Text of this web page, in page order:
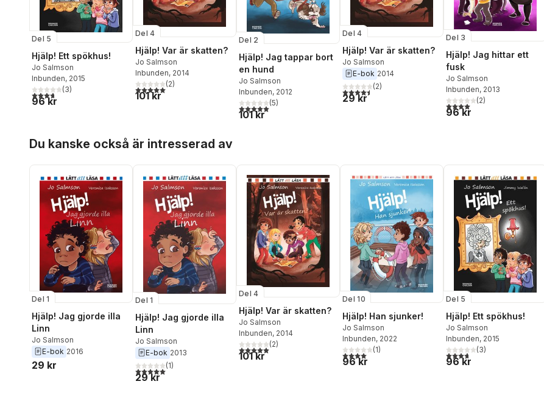
Del 5
Hjälp! Ett spökhus!
Jo Salmson
Inbunden, 2015
3,7utav 5 stjärnor. Totalt antal röster:
(3)
96 kr
Del 4
Hjälp! Var är skatten?
Jo Salmson
Inbunden, 2014
5,0utav 5 stjärnor. Totalt antal röster:
(2)
101 kr
Del 2
Hjälp! Jag tappar bort
en hund
Jo Salmson
Inbunden, 2012
5,0utav 5 stjärnor. Totalt antal röster:
(5)
101 kr
Del 4
Hjälp! Var är skatten?
Jo Salmson
E-bok 2014
4,5utav 5 stjärnor. Totalt antal röster:
(2)
29 kr
Del 3
Hjälp! Jag hittar ett
fusk
Jo Salmson
Inbunden, 2013
4,0utav 5 stjärnor. Totalt
(2)
96 kr
Du kanske också är intresserad av
Del 1
Hjälp! Jag gjorde illa
Linn
Jo Salmson
E-bok 2016
29 kr
Del 1
Hjälp! Jag gjorde illa
Linn
Jo Salmson
E-bok 2013
5,0utav 5 stjärnor. Totalt antal röster:
(1)
29 kr
Del 4
Hjälp! Var är skatten?
Jo Salmson
Inbunden, 2014
5,0utav 5 stjärnor. Totalt antal röster:
(2)
101 kr
Del 10
Hjälp! Han sjunker!
Jo Salmson
Inbunden, 2022
4,0utav 5 stjärnor. Totalt antal röster:
(1)
96 kr
Del 5
Hjälp! Ett spökhus!
Jo Salmson
Inbunden, 2015
3,7utav 5 stjärnor. Totalt
(3)
96 kr